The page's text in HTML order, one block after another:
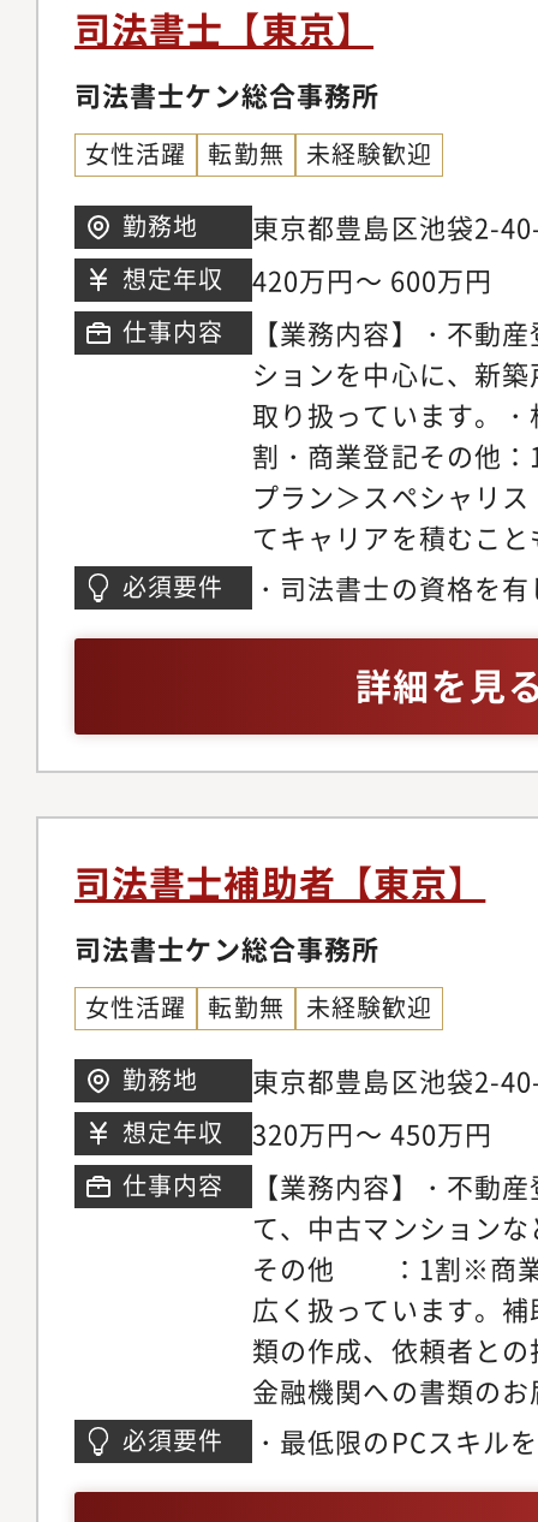
司法書士【東京】
司法書士ケン総合事務所
女性活躍 転勤無 未経験歓迎
勤務地
東京都豊島区池袋2-
アクセス : 池袋駅より
想定年収 420万円～ 600万円
仕事内容
【業務内容】・不動
ションを中心に、新
取り扱っています。
割・商業登記その他
プラン＞スペシャリ
てキャリアを積むこ
メンバーのチームリ
必須要件 ・司法書士の資格を
詳細を見
司法書士補助者【東京】
司法書士ケン総合事務所
女性活躍 転勤無 未経験歓迎
勤務地
東京都豊島区池袋2-
アクセス : 池袋駅より
想定年収 320万円～ 450万円
仕事内容
【業務内容】・不動
て、中古マンション
その他 ：1割※商業
広く扱っています。
類の作成、依頼者と
金融機関への書類の
いたします。
必須要件 ・最低限のPCスキル